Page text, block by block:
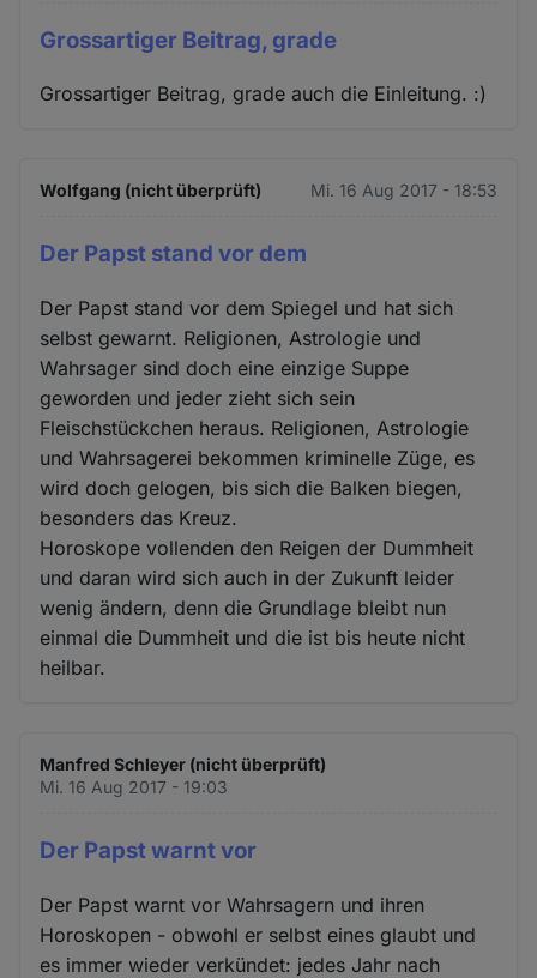
Grossartiger Beitrag, grade
Grossartiger Beitrag, grade auch die Einleitung. :)
Wolfgang (nicht überprüft) Mi. 16 Aug 2017 - 18:53
Der Papst stand vor dem
Der Papst stand vor dem Spiegel und hat sich
selbst gewarnt. Religionen, Astrologie und
Wahrsager sind doch eine einzige Suppe
geworden und jeder zieht sich sein
Fleischstückchen heraus. Religionen, Astrologie
und Wahrsagerei bekommen kriminelle Züge, es
wird doch gelogen, bis sich die Balken biegen,
besonders das Kreuz.
Horoskope vollenden den Reigen der Dummheit
und daran wird sich auch in der Zukunft leider
wenig ändern, denn die Grundlage bleibt nun
einmal die Dummheit und die ist bis heute nicht
heilbar.
Manfred Schleyer (nicht überprüft)
Mi. 16 Aug 2017 - 19:03
Der Papst warnt vor
Der Papst warnt vor Wahrsagern und ihren
Horoskopen - obwohl er selbst eines glaubt und
es immer wieder verkündet: jedes Jahr nach